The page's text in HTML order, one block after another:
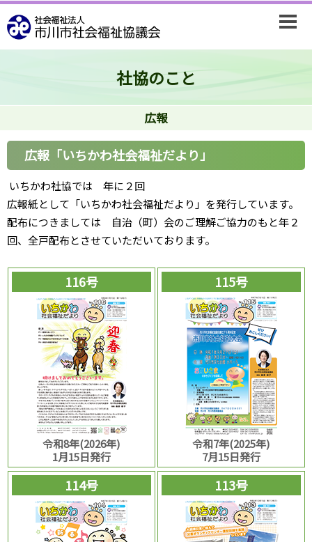
社協のこと
広報
広報「いちかわ社会福祉だより」
いちかわ社協では 年に２回
広報紙として「いちかわ社会福祉だより」を発行しています。
配布につきましては 自治（町）会のご理解ご協力のもと年２
回、全戸配布とさせていただいております。
116号
令和8年(2026年)
1月15日発行
115号
令和7年(2025年)
7月15日発行
114号 113号